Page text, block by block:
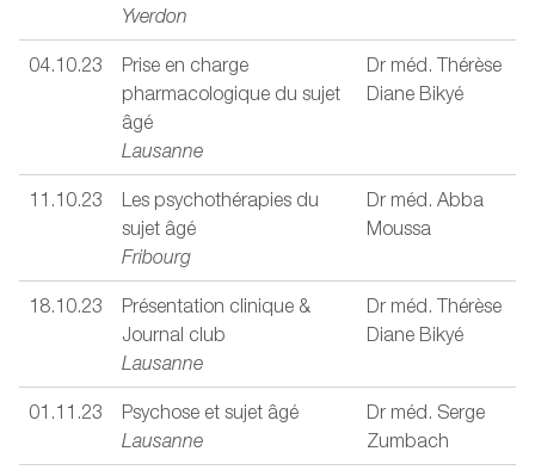
Yverdon
04.10.23
Prise en charge
pharmacologique du sujet
âgé
Lausanne
Dr méd. Thérèse
Diane Bikyé
11.10.23
Les psychothérapies du
sujet âgé
Fribourg
Dr méd. Abba
Moussa
18.10.23
Présentation clinique &
Journal club
Lausanne
Dr méd. Thérèse
Diane Bikyé
01.11.23
Psychose et sujet âgé
Lausanne
Dr méd. Serge
Zumbach